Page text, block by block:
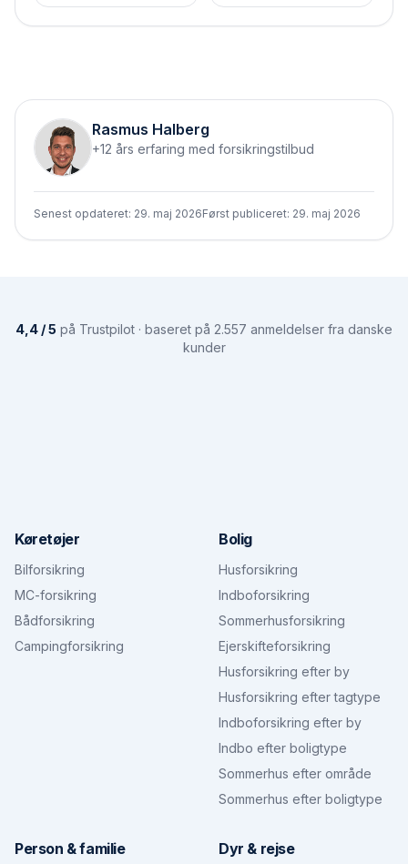
Rasmus Halberg
+12 års erfaring med forsikringstilbud
Senest opdateret: 29. maj 2026Først publiceret: 29. maj 2026
4,4 / 5 på Trustpilot · baseret på 2.557 anmeldelser fra danske
kunder
Køretøjer
Bilforsikring
MC-forsikring
Bådforsikring
Campingforsikring
Bolig
Husforsikring
Indboforsikring
Sommerhusforsikring
Ejerskifteforsikring
Husforsikring efter by
Husforsikring efter tagtype
Indboforsikring efter by
Indbo efter boligtype
Sommerhus efter område
Sommerhus efter boligtype
Person & familie Dyr & rejse